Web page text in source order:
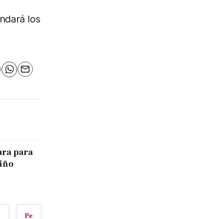
los
WhatsApp
Email
para
Pe